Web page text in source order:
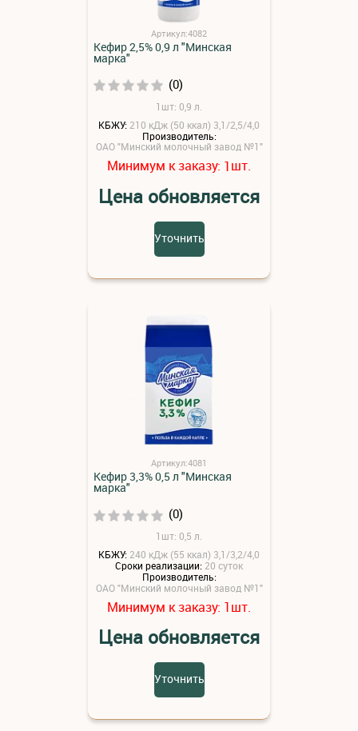
Артикул:4082
Кефир 2,5% 0,9 л "Минская
марка"
(0)
1шт: 0,9 л.
КБЖУ: 210 кДж (50 ккал) 3,1/2,5/4,0
Производитель:
ОАО "Минский молочный завод №1"
Минимум к заказу: 1шт.
Цена обновляется
Уточнить
Артикул:4081
Кефир 3,3% 0,5 л "Минская
марка"
(0)
1шт: 0,5 л.
КБЖУ: 240 кДж (55 ккал) 3,1/3,2/4,0
Сроки реализации: 20 суток
Производитель:
ОАО "Минский молочный завод №1"
Минимум к заказу: 1шт.
Цена обновляется
Уточнить